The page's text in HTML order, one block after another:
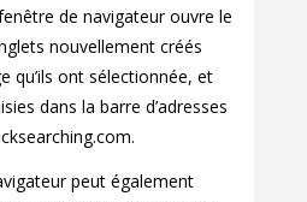
de navigateur ouvre le
nouvellement créés
qu’ils ont sélectionnée, et
dans la barre d’adresses
peut également